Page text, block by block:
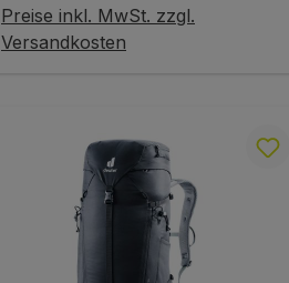
Preise inkl. MwSt. zzgl.
Versandkosten
In den Warenkorb